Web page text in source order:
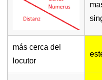
más cerca del
locutor